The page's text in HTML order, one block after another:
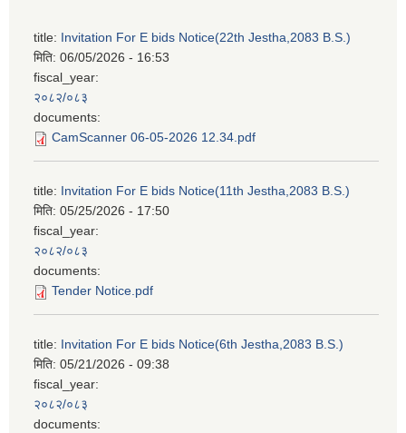
title: Invitation For E bids Notice(22th Jestha,2083 B.S.)
मिति: 06/05/2026 - 16:53
fiscal_year:
२०८२/०८३
documents:
CamScanner 06-05-2026 12.34.pdf
title: Invitation For E bids Notice(11th Jestha,2083 B.S.)
मिति: 05/25/2026 - 17:50
fiscal_year:
२०८२/०८३
documents:
Tender Notice.pdf
title: Invitation For E bids Notice(6th Jestha,2083 B.S.)
मिति: 05/21/2026 - 09:38
fiscal_year:
२०८२/०८३
documents: